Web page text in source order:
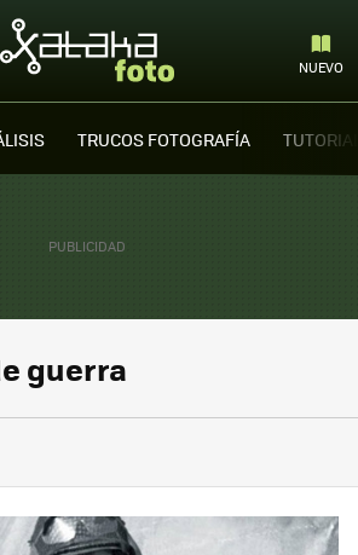
NUEVO
TRUCOS FOTOGRAFÍA
guerra